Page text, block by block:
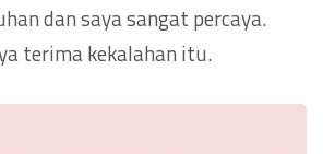
dan saya sangat percaya.
terima kekalahan itu.